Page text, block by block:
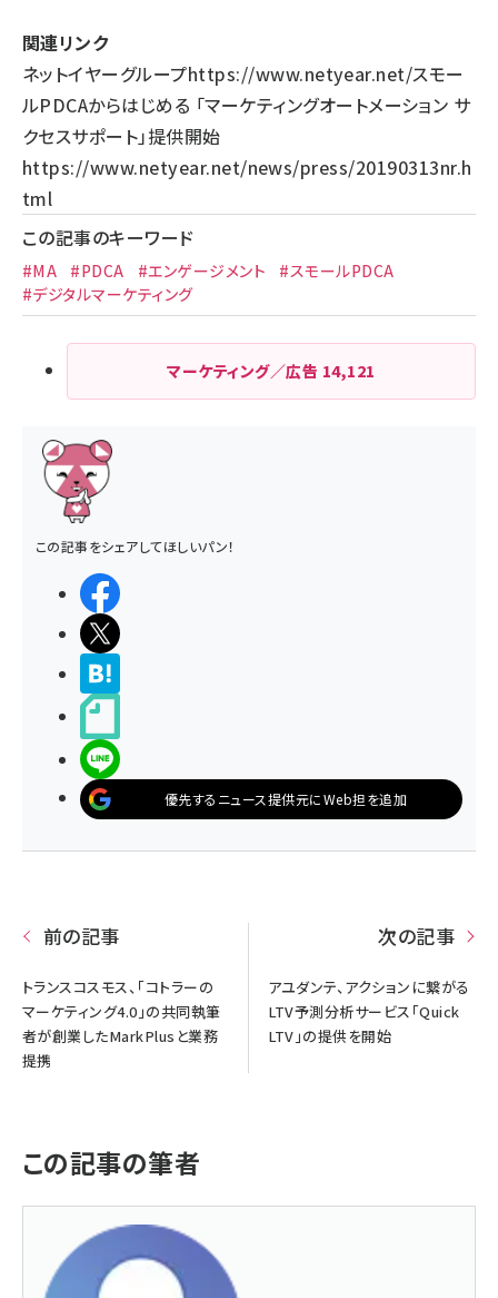
関連リンク
ネットイヤーグループhttps://www.netyear.net/スモー
ルPDCAからはじめる 「マーケティングオートメーション サ
クセスサポート」提供開始
https://www.netyear.net/news/press/20190313nr.h
tml
この記事のキーワード
#MA #PDCA #エンゲージメント
#スモールPDCA
#デジタルマーケティング
マーケティング／広告 14,121
この記事をシェアしてほしいパン！
優先するニュース提供元にWeb担を追加
前の記事
トランスコスモス、「コトラーの
マーケティング4.0」の共同執筆
者が創業したMarkPlusと業務
提携
次の記事
アユダンテ、アクションに繋がる
LTV予測分析サービス「Quick
LTV」の提供を開始
この記事の筆者